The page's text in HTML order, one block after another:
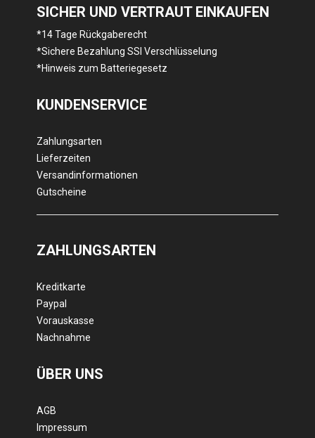
SICHER UND VERTRAUT EINKAUFEN
*14 Tage Rückgaberecht
*Sichere Bezahlung SSl Verschlüsselung
*Hinweis zum Batteriegesetz
KUNDENSERVICE
Zahlungsarten
Lieferzeiten
Versandinformationen
Gutscheine
ZAHLUNGSARTEN
Kreditkarte
Paypal
Vorauskasse
Nachnahme
ÜBER UNS
AGB
Impressum